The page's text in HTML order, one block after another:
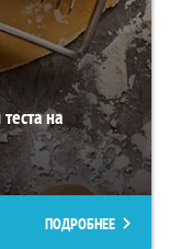
на
ПОДРОБНЕЕ